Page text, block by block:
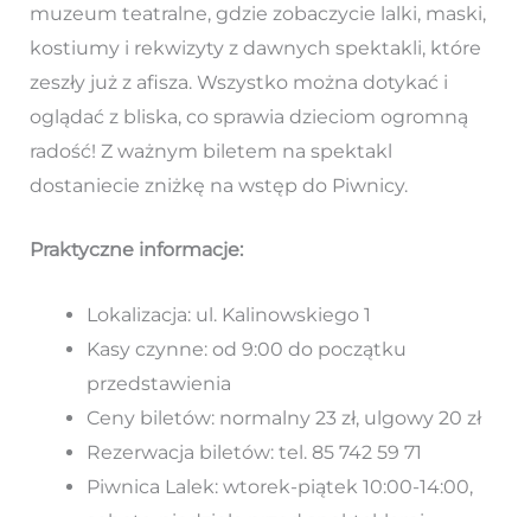
muzeum teatralne, gdzie zobaczycie lalki, maski,
kostiumy i rekwizyty z dawnych spektakli, które
zeszły już z afisza. Wszystko można dotykać i
oglądać z bliska, co sprawia dzieciom ogromną
radość! Z ważnym biletem na spektakl
dostaniecie zniżkę na wstęp do Piwnicy.
Praktyczne informacje:
Lokalizacja: ul. Kalinowskiego 1
Kasy czynne: od 9:00 do początku
przedstawienia
Ceny biletów: normalny 23 zł, ulgowy 20 zł
Rezerwacja biletów: tel. 85 742 59 71
Piwnica Lalek: wtorek-piątek 10:00-14:00,